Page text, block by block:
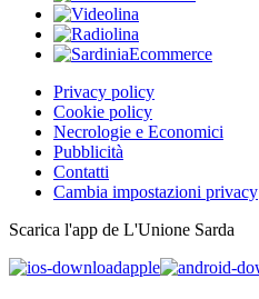
Privacy policy
Cookie policy
Necrologie e Economici
Pubblicità
Contatti
Cambia impostazioni privacy
Scarica l'app de L'Unione Sarda
apple